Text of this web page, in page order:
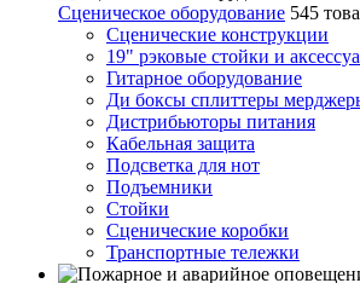
Сценическое оборудование 545
Сценические конструкции
19" рэковые стойки и
Гитарное оборудование
Ди боксы сплиттеры
Дистрибьюторы питания
Кабельная защита
Подсветка для нот
Подъемники
Стойки
Сценические коробки
Транспортные тележки